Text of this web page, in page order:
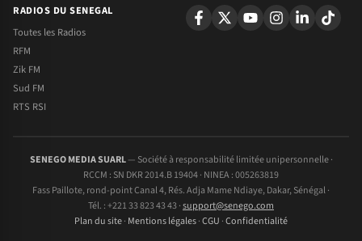
RADIOS DU SENEGAL
Toutes les Radios
RFM
Zik FM
Sud FM
RTS RSI
SENEGO MEDIA SUARL— Société à responsabilité limitée unipersonnelle ·
RCCM : SN DKR 2014.B 19404 · NINEA : 005263819
Fass Paillote, rond-point Canal 4, Rés. Adja Mame Ndiaye, Dakar, Sénégal ·
Tél. : +221 33 823 43 43 ·support@senego.com
Plan du site· Mentions légales·CGU ·Confidentialité